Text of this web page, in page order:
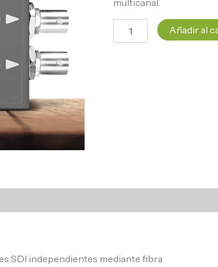
Añadir al
SDI independientes mediante fibra